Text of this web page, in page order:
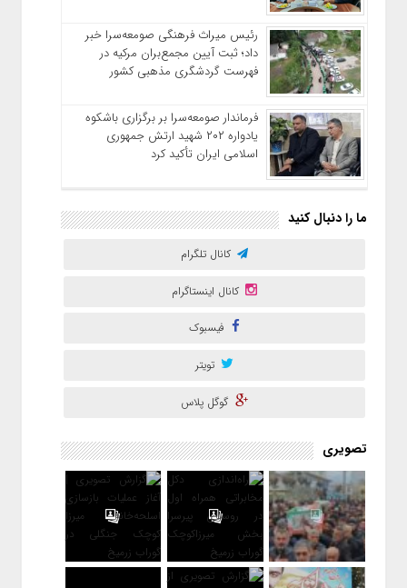
رئیس میراث فرهنگی صومعه‌سرا خبر
داد؛ ثبت آیین مجمع‌بران مرکیه در
فهرست گردشگری مذهبی کشور
فرماندار صومعه‌سرا بر برگزاری باشکوه
یادواره ۲۰۲ شهید ارتش جمهوری
اسلامی ایران تأکید کرد
ما را دنبال کنید
کانال تلگرام
کانال اینستاگرام
فیسبوک
تویتر
گوگل پلاس
تصویری